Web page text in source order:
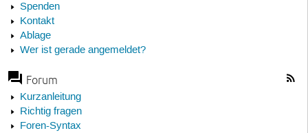
Spenden
Kontakt
Ablage
Wer ist gerade angemeldet?
Forum
Kurzanleitung
Richtig fragen
Foren-Syntax